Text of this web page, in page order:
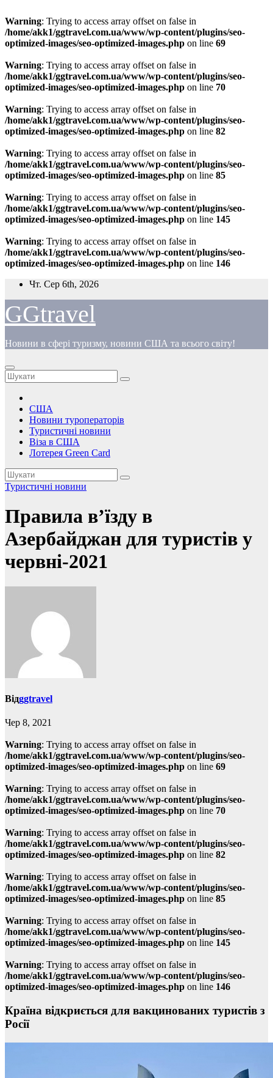
Warning: Trying to access array offset on false in
/home/akk1/ggtravel.com.ua/www/wp-content/plugins/seo-
optimized-images/seo-optimized-images.php on line 69
Warning: Trying to access array offset on false in
/home/akk1/ggtravel.com.ua/www/wp-content/plugins/seo-
optimized-images/seo-optimized-images.php on line 70
Warning: Trying to access array offset on false in
/home/akk1/ggtravel.com.ua/www/wp-content/plugins/seo-
optimized-images/seo-optimized-images.php on line 82
Warning: Trying to access array offset on false in
/home/akk1/ggtravel.com.ua/www/wp-content/plugins/seo-
optimized-images/seo-optimized-images.php on line 85
Warning: Trying to access array offset on false in
/home/akk1/ggtravel.com.ua/www/wp-content/plugins/seo-
optimized-images/seo-optimized-images.php on line 145
Warning: Trying to access array offset on false in
/home/akk1/ggtravel.com.ua/www/wp-content/plugins/seo-
optimized-images/seo-optimized-images.php on line 146
Перейти
вмісту
Чт. Сер 6th, 2026
GGtravel
Новини в сфері туризму, новини США та всього світу!
США
Новини туроператорів
Туристичні новини
Віза в США
Лотерея Green Card
Туристичні новини
Правила в’їзду в
Азербайджан для туристів у
червні-2021
Відggtravel
Чер 8, 2021
Warning: Trying to access array offset on false in
/home/akk1/ggtravel.com.ua/www/wp-content/plugins/seo-
optimized-images/seo-optimized-images.php on line 69
Warning: Trying to access array offset on false in
/home/akk1/ggtravel.com.ua/www/wp-content/plugins/seo-
optimized-images/seo-optimized-images.php on line 70
Warning: Trying to access array offset on false in
/home/akk1/ggtravel.com.ua/www/wp-content/plugins/seo-
optimized-images/seo-optimized-images.php on line 82
Warning: Trying to access array offset on false in
/home/akk1/ggtravel.com.ua/www/wp-content/plugins/seo-
optimized-images/seo-optimized-images.php on line 85
Warning: Trying to access array offset on false in
/home/akk1/ggtravel.com.ua/www/wp-content/plugins/seo-
optimized-images/seo-optimized-images.php on line 145
Warning: Trying to access array offset on false in
/home/akk1/ggtravel.com.ua/www/wp-content/plugins/seo-
optimized-images/seo-optimized-images.php on line 146
Країна відкриється для вакцинованих туристів з
Росії